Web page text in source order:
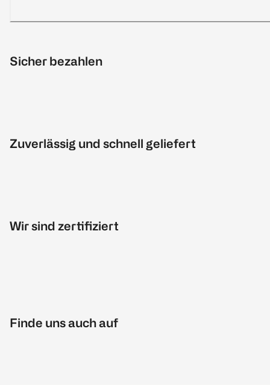
Sicher bezahlen
Zuverlässig und schnell geliefert
Wir sind zertifiziert
Finde uns auch auf